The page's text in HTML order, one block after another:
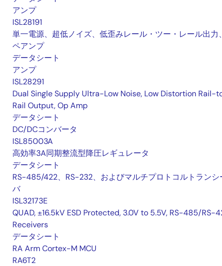
アンプ
ISL28191
単一電源、超低ノイズ、低歪みレール・ツー・レール出力
ペアンプ
データシート
アンプ
ISL28291
Dual Single Supply Ultra-Low Noise, Low Distortion Rail-
Rail Output, Op Amp
データシート
DC/DCコンバータ
ISL85003A
高効率3A同期整流型降圧レギュレータ
データシート
RS-485/422、RS-232、およびマルチプロトコルトランシ
バ
ISL32173E
QUAD, ±16.5kV ESD Protected, 3.0V to 5.5V, RS-485/RS-
Receivers
データシート
RA Arm Cortex-M MCU
RA6T2